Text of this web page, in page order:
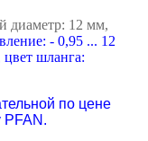
диаметр: 12 мм,
- 0,95 ... 12
цвет шланга:
по цене
PFAN.